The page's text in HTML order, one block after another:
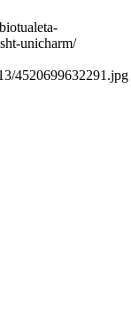
unicharm/
4520699632291.jpg